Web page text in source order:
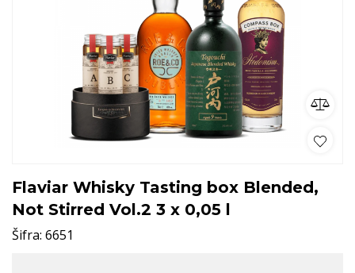
Flaviar Whisky Tasting box Blended,
Not Stirred Vol.2 3 x 0,05 l
Šifra: 6651